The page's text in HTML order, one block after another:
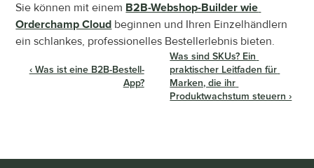
Sie können mit einem B2B-Webshop-Builder wie
Orderchamp Cloud beginnen und Ihren Einzelhändlern
ein schlankes, professionelles Bestellerlebnis bieten.
‹ Was ist eine B2B-Bestell-
App?
Was sind SKUs? Ein
praktischer Leitfaden für
Marken, die ihr
Produktwachstum steuern ›